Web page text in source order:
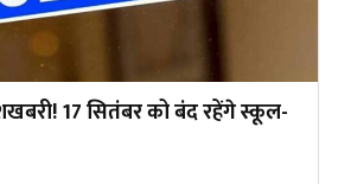
17 सितंबर को बंद रहेंगे स्कूल-